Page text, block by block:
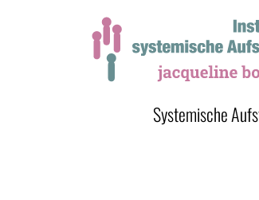
Systemische